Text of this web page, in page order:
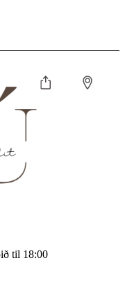
til 18:00